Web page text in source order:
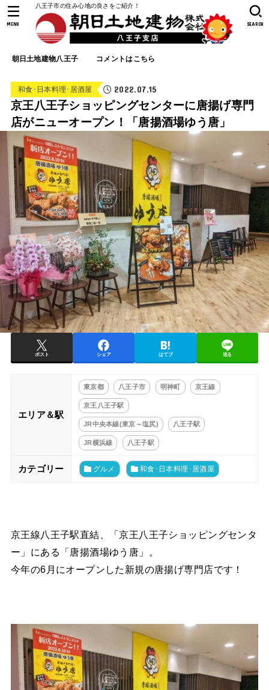
八王子市の住み心地の良さをご紹介！
朝日土地建物八王子 コメントはこちら
SEARCH
MENU
和食･日本料理･居酒屋 2022.07.15
京王八王子ショッピングセンターに唐揚げ専門
店がニューオープン！「唐揚酒場ゆう唐」
ポスト シェア はてブ 送る
エリア＆駅
東京都 八王子市 明神町 京王線
京王八王子駅
JR中央本線(東京～塩尻) 八王子駅
JR横浜線 八王子駅
カテゴリー グルメ 和食･日本料理･居酒屋
京王線八王子駅直結、「京王八王子ショッピングセンタ
ー」にある「唐揚酒場ゆう唐」。
今年の6月にオープンした新規の唐揚げ専門店です！